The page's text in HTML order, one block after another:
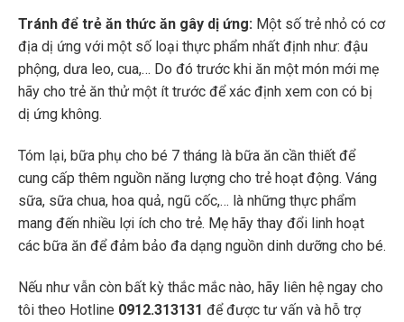
Tránh để trẻ ăn thức ăn gây dị ứng: Một số trẻ nhỏ có cơ
địa dị ứng với một số loại thực phẩm nhất định như: đậu
phộng, dưa leo, cua,… Do đó trước khi ăn một món mới mẹ
hãy cho trẻ ăn thử một ít trước để xác định xem con có bị
dị ứng không.
Tóm lại, bữa phụ cho bé 7 tháng là bữa ăn cần thiết để
cung cấp thêm nguồn năng lượng cho trẻ hoạt động. Váng
sữa, sữa chua, hoa quả, ngũ cốc,… là những thực phẩm
mang đến nhiều lợi ích cho trẻ. Mẹ hãy thay đổi linh hoạt
các bữa ăn để đảm bảo đa dạng nguồn dinh dưỡng cho bé.
Nếu như vẫn còn bất kỳ thắc mắc nào, hãy liên hệ ngay cho
tôi theo Hotline 0912.313131 để được tư vấn và hỗ trợ